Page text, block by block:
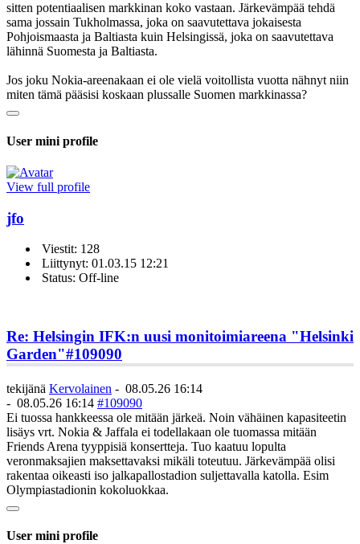
sitten potentiaalisen markkinan koko vastaan. Järkevämpää tehdä
sama jossain Tukholmassa, joka on saavutettava jokaisesta
Pohjoismaasta ja Baltiasta kuin Helsingissä, joka on saavutettava
lähinnä Suomesta ja Baltiasta.
Jos joku Nokia-areenakaan ei ole vielä voitollista vuotta nähnyt niin
miten tämä pääsisi koskaan plussalle Suomen markkinassa?
User mini profile
View full profile
jfo
Viestit: 128
Liittynyt: 01.03.15 12:21
Status: Off-line
Re: Helsingin IFK:n uusi monitoimiareena "Helsinki
Garden"#109090
tekijänä Kervolainen - 08.05.26 16:14
- 08.05.26 16:14 #109090
Ei tuossa hankkeessa ole mitään järkeä. Noin vähäinen kapasiteetin
lisäys vrt. Nokia & Jaffala ei todellakaan ole tuomassa mitään
Friends Arena tyyppisiä konsertteja. Tuo kaatuu lopulta
veronmaksajien maksettavaksi mikäli toteutuu. Järkevämpää olisi
rakentaa oikeasti iso jalkapallostadion suljettavalla katolla. Esim
Olympiastadionin kokoluokkaa.
User mini profile